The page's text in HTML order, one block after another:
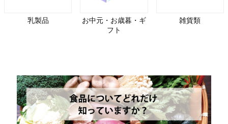
乳製品
お中元・お歳暮・ギ
フト
雑貨類